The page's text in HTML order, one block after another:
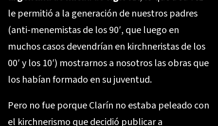
le permitió a la generación de nuestros padres
(anti-menemistas de los 90′, que luego en
muchos casos devendrían en kirchneristas de los
00′ y los 10′) mostrarnos a nosotros las obras que
los habían formado en su juventud.
Pero no fue porque Clarín no estaba peleado con
el kirchnerismo que decidió publicar a